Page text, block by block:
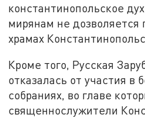
константинопольское
мирянам не дозволяется
храмах
Кроме того, Русская
отказалась от участия в
собраниях, во главе
священнослужители